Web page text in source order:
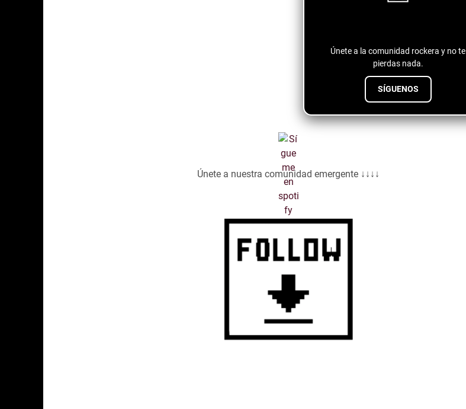
Únete a la comunidad rockera y no te
pierdas nada.
SÍGUENOS
Únete a nuestra comunidad emergente ↓↓↓↓